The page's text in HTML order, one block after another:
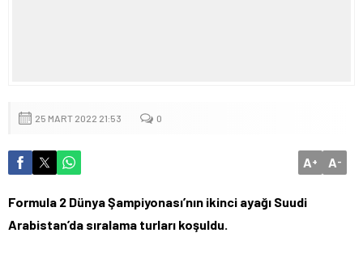
25 MART 2022 21:53 0
A+ A-
Formula 2 Dünya Şampiyonası’nın ikinci ayağı Suudi
Arabistan’da sıralama turları koşuldu.